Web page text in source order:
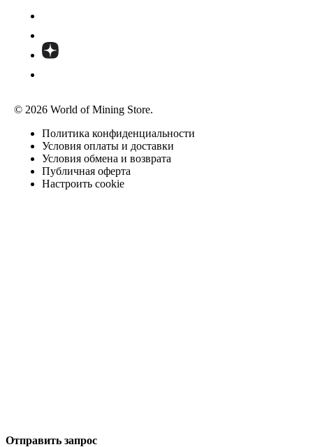
© 2026 World of Mining Store.
Политика конфиденциальности
Условия оплаты и доставки
Условия обмена и возврата
Публичная оферта
Настроить cookie
Отправить запрос